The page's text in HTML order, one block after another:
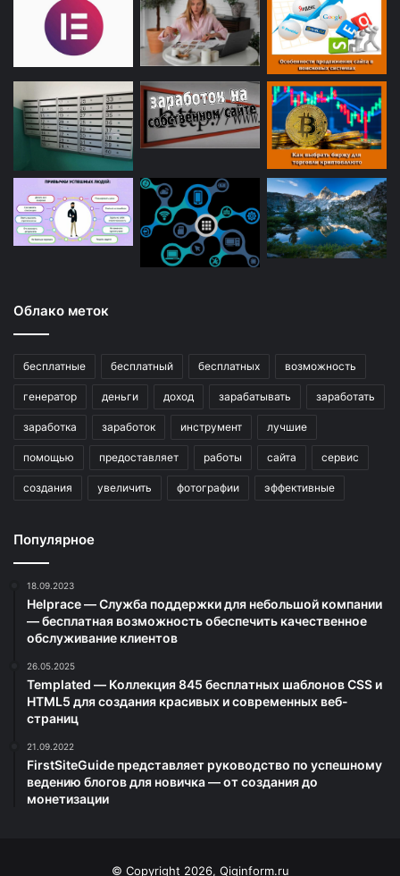
Облако меток
бесплатные бесплатный бесплатных возможность
генератор деньги доход зарабатывать заработать
заработка заработок инструмент лучшие
помощью предоставляет работы сайта сервис
создания увеличить фотографии эффективные
Популярное
18.09.2023
Helprace — Служба поддержки для небольшой компании
— бесплатная возможность обеспечить качественное
обслуживание клиентов
26.05.2025
Templated — Коллекция 845 бесплатных шаблонов CSS и
HTML5 для создания красивых и современных веб-
страниц
21.09.2022
FirstSiteGuide представляет руководство по успешному
ведению блогов для новичка — от создания до
монетизации
© Copyright 2026, Qiqinform.ru